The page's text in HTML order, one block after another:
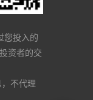
您投入的
资者的交
不代理